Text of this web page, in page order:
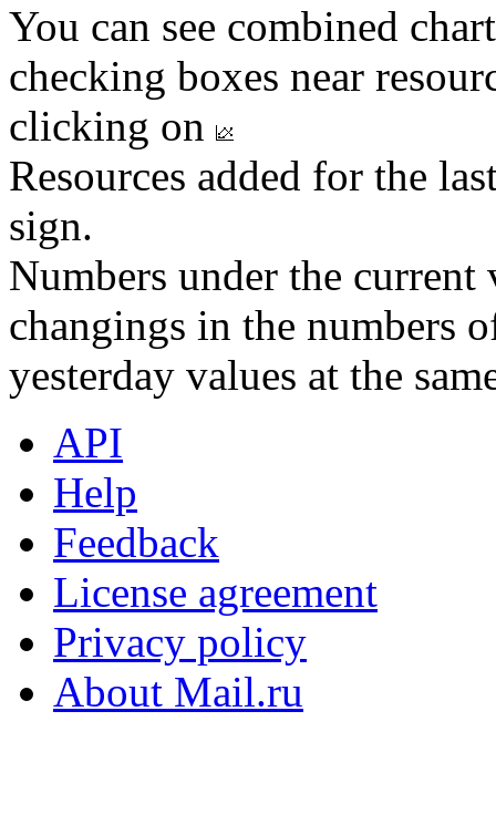
You can see combined
checking boxes near
clicking on
Resources added for the
sign.
Numbers under the
changings in the numbers
yesterday values at the
API
Help
Feedback
License agreement
Privacy policy
About Mail.ru